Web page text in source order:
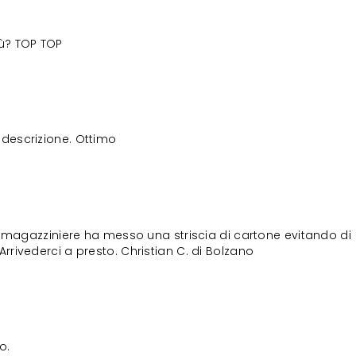
TOP TOP
Ottimo
ha messo una striscia di cartone evitando di
a presto. Christian C. di Bolzano